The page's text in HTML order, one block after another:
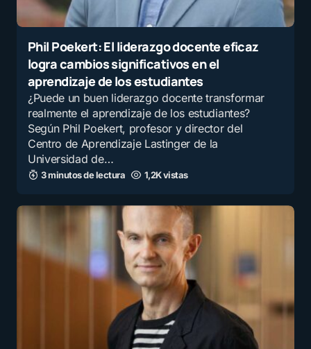
Enviar comentario
Phil Poekert: El liderazgo docente eficaz
logra cambios significativos en el
aprendizaje de los estudiantes
¿Puede un buen liderazgo docente transformar
realmente el aprendizaje de los estudiantes?
Según Phil Poekert, profesor y director del
Centro de Aprendizaje Lastinger de la
Universidad de…
3 minutos de lectura 1,2K vistas